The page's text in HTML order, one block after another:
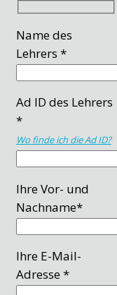
Name des
Lehrers *
Ad ID des Lehrers
*
Wo finde ich die Ad ID?
Ihre Vor- und
Nachname*
Ihre E-Mail-
Adresse *